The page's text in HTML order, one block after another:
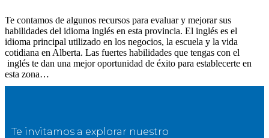
Te contamos de algunos recursos para evaluar y mejorar sus
habilidades del idioma inglés en esta provincia. El inglés es el
idioma principal utilizado en los negocios, la escuela y la vida
cotidiana en Alberta. Las fuertes habilidades que tengas con el
inglés te dan una mejor oportunidad de éxito para establecerte en
esta zona…
Te invitamos a explorar nuestro